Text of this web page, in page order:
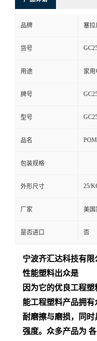
品牌 塞拉
货号
用途 家
牌号
型号
品名 POM
包装规格
外形尺寸 25/
厂家 美国
是否进口 否
宁波齐汇达科技有限
性能塑料出众是
因为它的优良工程
能工程塑料产品拥有
耐磨擦与磨损，同
强度。众多产品为